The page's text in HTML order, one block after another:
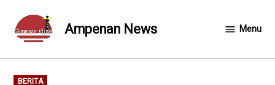
content
Ampenan News Menu
POSTED
BERITA